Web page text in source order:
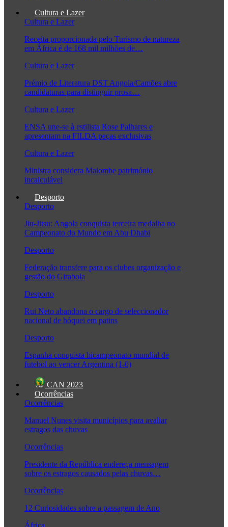
Cultura e Lazer
Cultura e Lazer
Receita proporcionada pelo Turismo de natureza
em África é de 168 mil milhões de…
Cultura e Lazer
Prémio de Literatura DST Angola/Camões abre
candidaturas para distinguir prosa…
Cultura e Lazer
ENSA une-se à estilista Rose Palhares e
apresentam na FILDA peças exclusivas
Cultura e Lazer
Ministra considera Maiombe património
incalculável
Desporto
Desporto
Jiu-Jitsu: Angola conquista terceira medalha no
Campeonato do Mundo em Abu Dhabi
Desporto
Federação transfere para os clubes organização e
gestão do Girabola
Desporto
Rui Neto abandona o cargo de seleccionador
nacional de hóquei em patins
Desporto
Espanha conquista bicampeonato mundial de
futebol ao vencer Argentina (1-0)
CAN 2023
Ocorrências
Ocorrências
Manuel Nunes visita municípios para avaliar
estragos das chuvas
Ocorrências
Presidente da República endereça mensagem
sobre os estragos causados pelas chuvas…
Ocorrências
12 Curiosidades sobre a passagem de Ano
África